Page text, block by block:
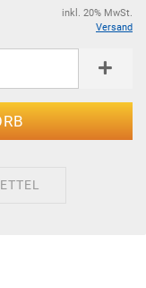
inkl. 20% MwSt.
Versand